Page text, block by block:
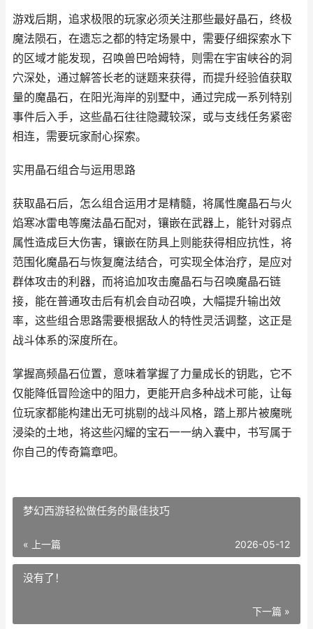
游戏后期，追求极限的玩家必须关注那些最好晶石，终极
魔法陨石，在遗忘之都的特定场景中，需要仔细探索水下
的区域才能发现，召唤兽巴哈姆特，则需在宇宙峡谷的洞
穴深处，通过解答长老的谜题来获得，而提升经验值获取
量的魔晶石，在阳光海岸的别墅中，通过完成一系列特别
事件后入手，这些晶石往往隐藏较深，或与支线任务紧密
相连，需要玩家耐心探索。
实用晶石组合与运用思路
获取晶石后，怎么组合运用才是精髓，将属性魔晶石与火
焰寒冰雷电等魔法晶石配对，镶嵌在武器上，能针对弱点
属性造成巨大伤害，镶嵌在防具上则能获得相应抗性，将
范围化魔晶石与恢复魔法结合，可实现全体治疗，是应对
群体攻击的利器，而将追加攻击魔晶石与召唤魔晶石链
接，能在普通攻击后有机会自动召唤，大幅提升输出效
率，这些组合思路需要根据敌人的特性灵活调整，这正是
战斗体系的深度所在。
掌握高频晶石位置，意味着掌握了力量成长的钥匙，它不
仅能降低冒险途中的阻力，更能开启多种战术可能，让每
位玩家都能构建出无可挑剔的战斗风格，踏上那片被魔晄
浸染的土地，将这些闪耀的宝石一一纳入囊中，书写属于
你自己的传奇篇章吧。
梦幻西游轻松做任务的最佳技巧
« 上一篇 2026-05-12
没有了！
下一篇 »